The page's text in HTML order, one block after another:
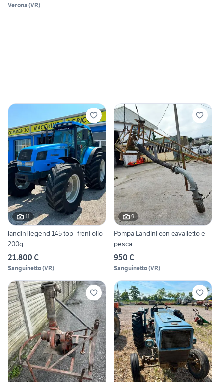
Verona (VR)
11
landini legend 145 top- freni olio
200q
21.800 €
Sanguinetto(VR)
9
Pompa Landini con cavalletto e
pesca
950 €
Sanguinetto(VR)